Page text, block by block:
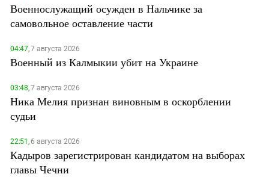
Военнослужащий осужден в Нальчике за
самовольное оставление части
04:47,7 августа 2026
Военный из Калмыкии убит на Украине
03:48,7 августа 2026
Ника Мелия признан виновным в оскорблении
судьи
22:51,6 августа 2026
Кадыров зарегистрирован кандидатом на выборах
главы Чечни